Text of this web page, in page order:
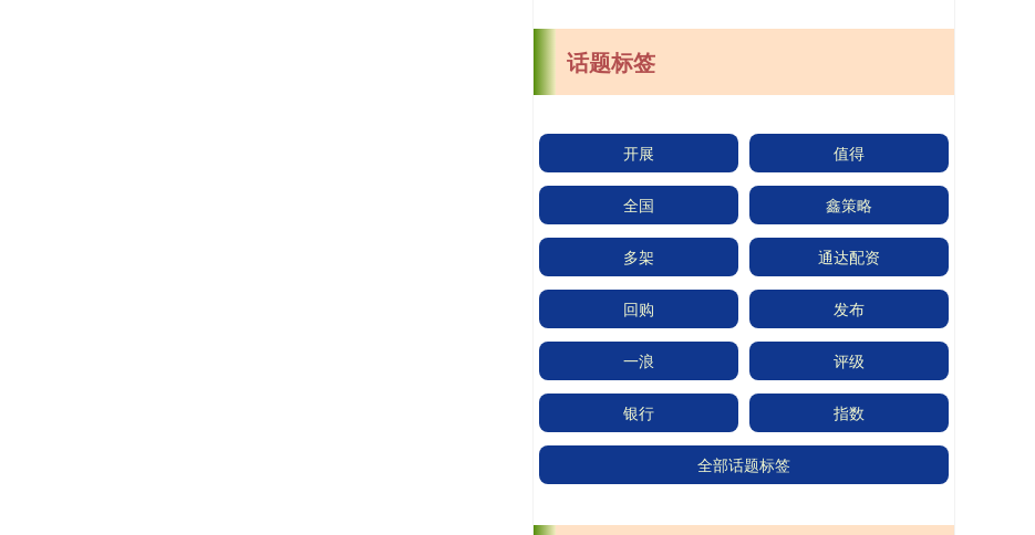
话题标签
开展 值得
全国 鑫策略
多架 通达配资
回购 发布
一浪 评级
银行 指数
全部话题标签